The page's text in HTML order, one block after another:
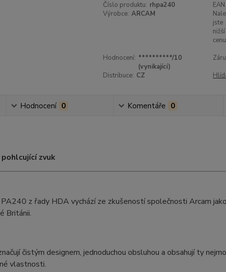
Číslo produktu: rhpa240
Výrobce: ARCAM
jste
nižší
Hodnocení: **********/10
(vynikající)
Distribuce: CZ
Hodnocení 0 Komentáře 0
zvuk
z řady HDA vychází ze zkušeností společnosti Arcam
Británii.
čistým designem, jednoduchou obsluhou a obsahují ty
vlastnosti.